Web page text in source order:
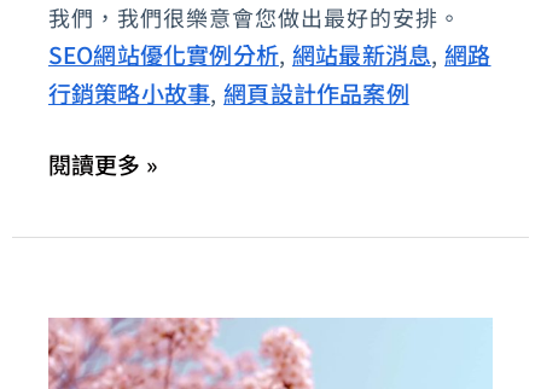
我們，我們很樂意會您做出最好的安排。
SEO網站優化實例分析, 網站最新消息, 網路
行銷策略小故事, 網頁設計作品案例
店：
國
父
念
餐
網
閱讀更多 »